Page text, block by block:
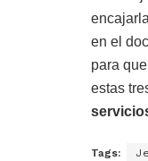
en el
para
estas
Tags: